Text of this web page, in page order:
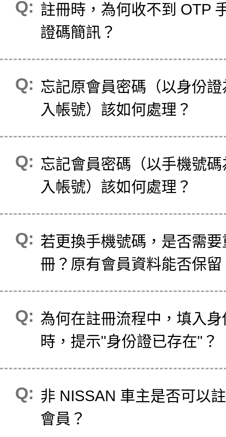
註冊時，為何收不到 OTP
證碼簡訊？
忘記原會員密碼（以身份
入帳號）該如何處理？
忘記會員密碼（以手機號
入帳號）該如何處理？
若更換手機號碼，是否需
冊？原有會員資料能否保留
為何在註冊流程中，填入身
時，提示"身份證已存在"？
非 NISSAN 車主是否可以
會員？